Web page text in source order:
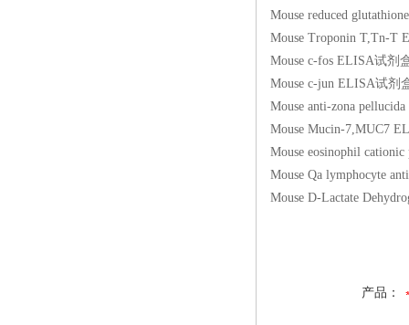
Mouse reduced
Mouse Troponin T,Tn-T
Mouse c-fos ELISA试剂
Mouse c-jun ELISA试
Mouse anti-zona
Mouse Mucin-7,MUC7
Mouse eosinophil
Mouse Qa lymphocyte
Mouse D-Lactate
产品：